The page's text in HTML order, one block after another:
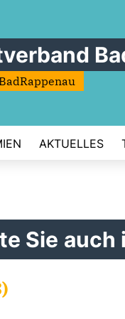
AKTUELLES
Sie